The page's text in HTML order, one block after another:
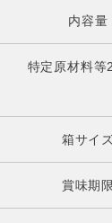
内容量
特定原材料等
箱サイ
賞味期限